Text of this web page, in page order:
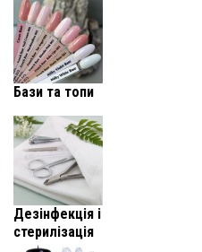
Бази та топи
Дезінфекція і
стерилізація